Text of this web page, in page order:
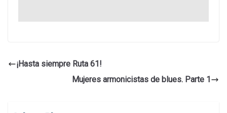
¡Hasta siempre Ruta 61!
Mujeres armonicistas de blues. Parte 1